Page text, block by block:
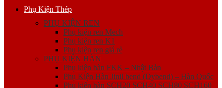
Phụ Kiện Thép
PHỤ KIỆN REN
Phụ kiện ren Mech
Phụ kiện ren K1
Phụ kiện ren giá rẻ
PHỤ KIỆN HÀN
Phụ kiện hàn FKK – Nhật Bản
Phụ Kiện Hàn Jinil bend (Dybend) – Hàn Quốc
Phụ kiện hàn SCH20 SCH40 SCH80 SCH160